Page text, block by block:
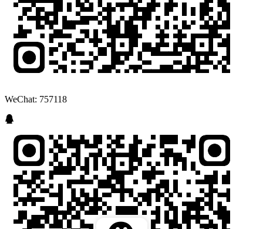
WeChat: 757118